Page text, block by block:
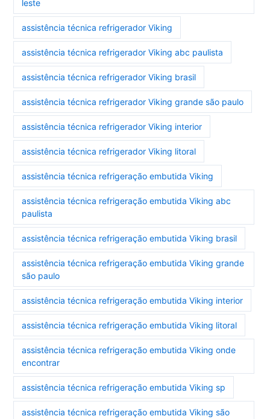
leste
assistência técnica refrigerador Viking
assistência técnica refrigerador Viking abc paulista
assistência técnica refrigerador Viking brasil
assistência técnica refrigerador Viking grande são paulo
assistência técnica refrigerador Viking interior
assistência técnica refrigerador Viking litoral
assistência técnica refrigeração embutida Viking
assistência técnica refrigeração embutida Viking abc
paulista
assistência técnica refrigeração embutida Viking brasil
assistência técnica refrigeração embutida Viking grande
são paulo
assistência técnica refrigeração embutida Viking interior
assistência técnica refrigeração embutida Viking litoral
assistência técnica refrigeração embutida Viking onde
encontrar
assistência técnica refrigeração embutida Viking sp
assistência técnica refrigeração embutida Viking são